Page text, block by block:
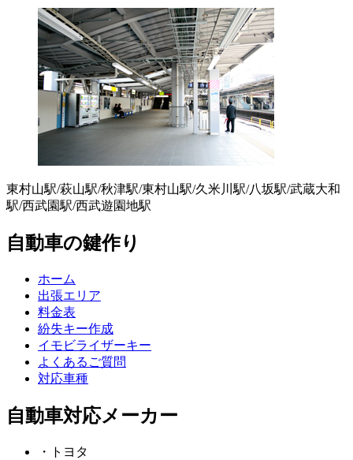
東村山駅/萩山駅/秋津駅/東村山駅/久米川駅/八坂駅/武蔵大和
駅/西武園駅/西武遊園地駅
自動車の鍵作り
ホーム
出張エリア
料金表
紛失キー作成
イモビライザーキー
よくあるご質問
対応車種
自動車対応メーカー
・トヨタ